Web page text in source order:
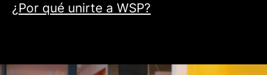
¿Por qué unirte a WSP?